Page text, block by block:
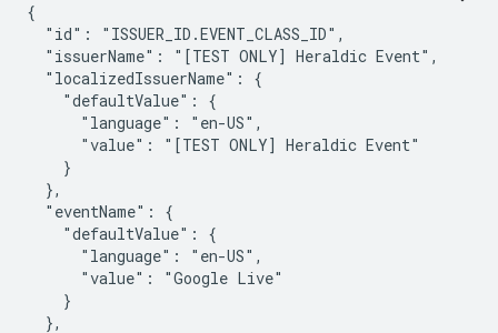
{
  "id": "ISSUER_ID.EVENT_CLASS_ID",
  "issuerName": "[TEST ONLY] Heraldic Event",
  "localizedIssuerName": {
    "defaultValue": {
      "language": "en-US",
      "value": "[TEST ONLY] Heraldic Event"
    }
  },
  "eventName": {
    "defaultValue": {
      "language": "en-US",
      "value": "Google Live"
    }
  },